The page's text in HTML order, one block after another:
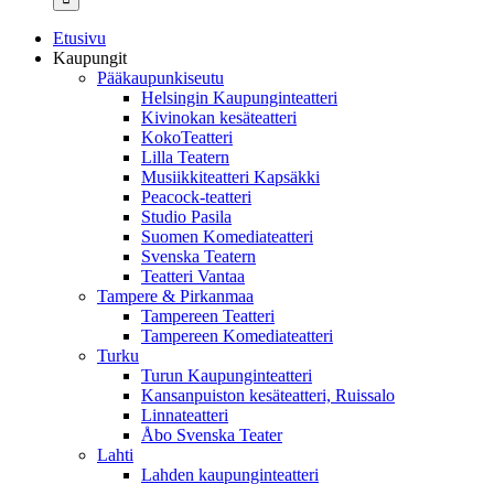
Etusivu
Kaupungit
Pääkaupunkiseutu
Helsingin Kaupunginteatteri
Kivinokan kesäteatteri
KokoTeatteri
Lilla Teatern
Musiikkiteatteri Kapsäkki
Peacock-teatteri
Studio Pasila
Suomen Komediateatteri
Svenska Teatern
Teatteri Vantaa
Tampere & Pirkanmaa
Tampereen Teatteri
Tampereen Komediateatteri
Turku
Turun Kaupunginteatteri
Kansanpuiston kesäteatteri, Ruissalo
Linnateatteri
Åbo Svenska Teater
Lahti
Lahden kaupunginteatteri